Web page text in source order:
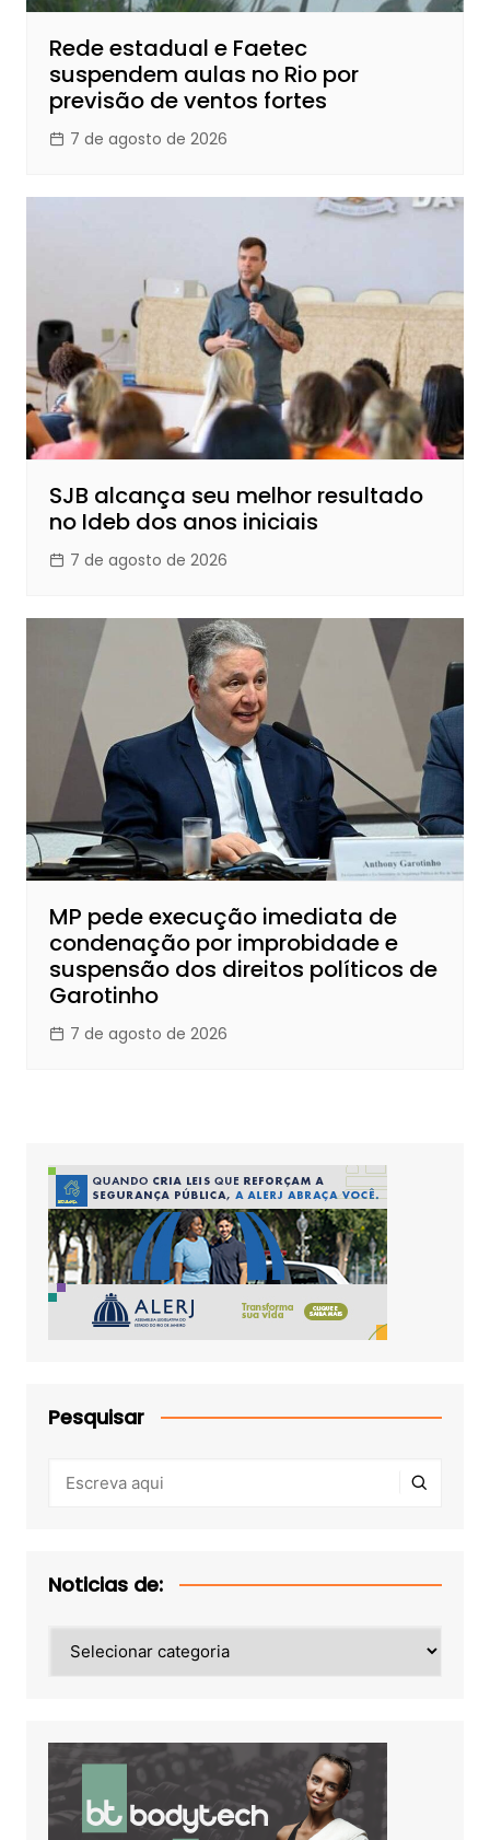
Rede estadual e Faetec
suspendem aulas no Rio por
previsão de ventos fortes
7 de agosto de 2026
SJB alcança seu melhor resultado
no Ideb dos anos iniciais
7 de agosto de 2026
MP pede execução imediata de
condenação por improbidade e
suspensão dos direitos políticos de
Garotinho
7 de agosto de 2026
Pesquisar
Noticias de:
de: